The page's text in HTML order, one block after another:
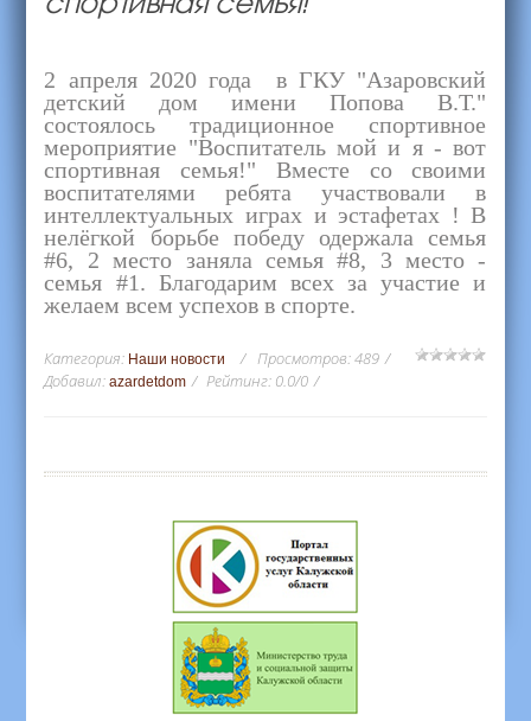
2 апреля 2020 года в ГКУ "Азаровский
детский дом имени Попова В.Т."
состоялось традиционное спортивное
мероприятие "Воспитатель мой и я - вот
спортивная семья!" Вместе со своими
воспитателями ребята участвовали в
интеллектуальных играх и эстафетах ! В
нелёгкой борьбе победу одержала семья
#6, 2 место заняла семья #8, 3 место -
семья #1. Благодарим всех за участие и
желаем всем успехов в спорте.
Категория: Наши новости Просмотров:489
Добавил: azardetdom Рейтинг: 0.0/0